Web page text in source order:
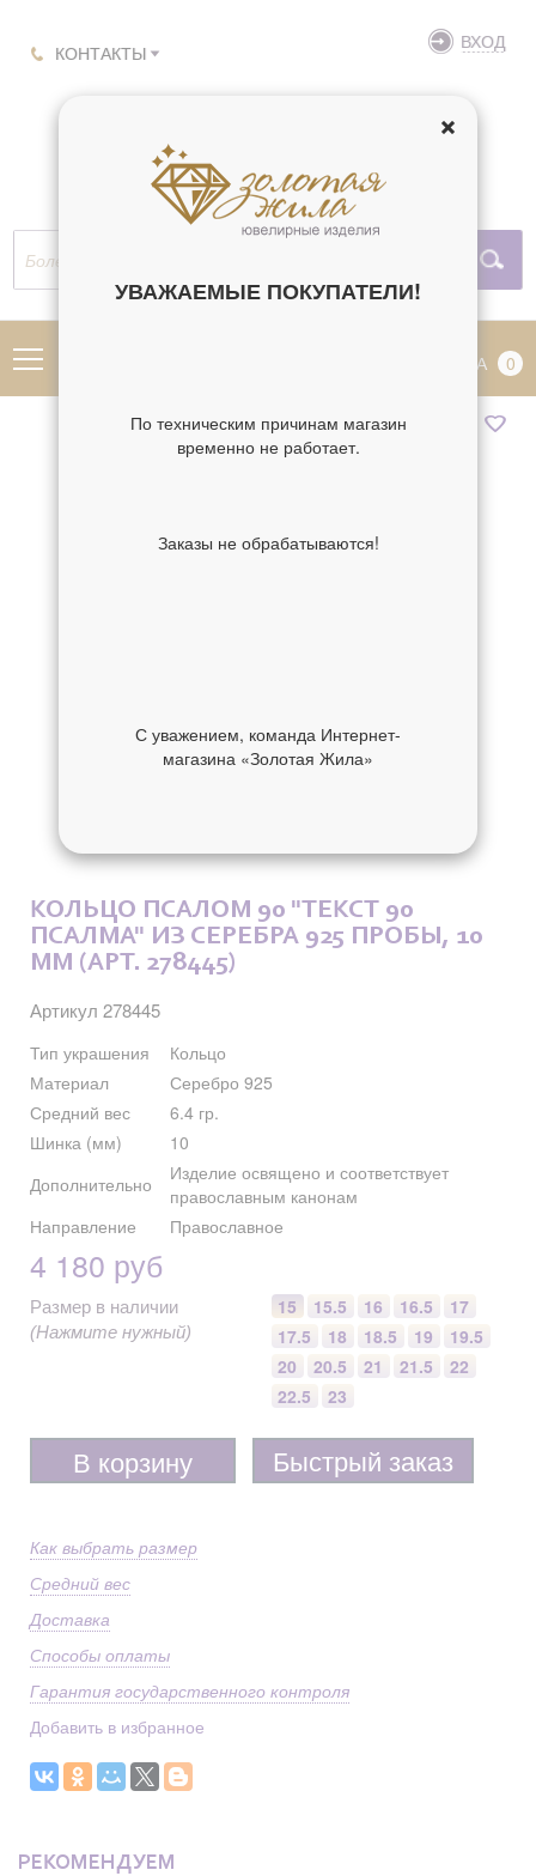
КОНТАКТЫ ВХОД
КОРЗИНА 0
КОЛЬЦО ПСАЛОМ 90 "ТЕКСТ 90
ПСАЛМА" ИЗ СЕРЕБРА 925 ПРОБЫ, 10
ММ (АРТ. 278445)
Артикул 278445
Тип украшения
Кольцо
Материал
Серебро 925
Средний вес
6.4 гр.
Шинка (мм)
10
Дополнительно
Изделие освящено и соответствует
православным канонам
Направление
Православное
4 180 руб
Размер в наличии
(Нажмите нужный)
15 15.5 16 16.5
17
17.5
18 18.5 19
19.5
20
20.5 21 21.5
22
22.5
23
В корзину Быстрый заказ
Как выбрать размер
Средний вес
Доставка
Способы оплаты
Гарантия государственного контроля
Добавить в избранное
РЕКОМЕНДУЕМ
УВАЖАЕМЫЕ ПОКУПАТЕЛИ!
По техническим причинам магазин
временно не работает.
Заказы не обрабатываются!
С уважением, команда Интернет-
магазина «Золотая Жила»